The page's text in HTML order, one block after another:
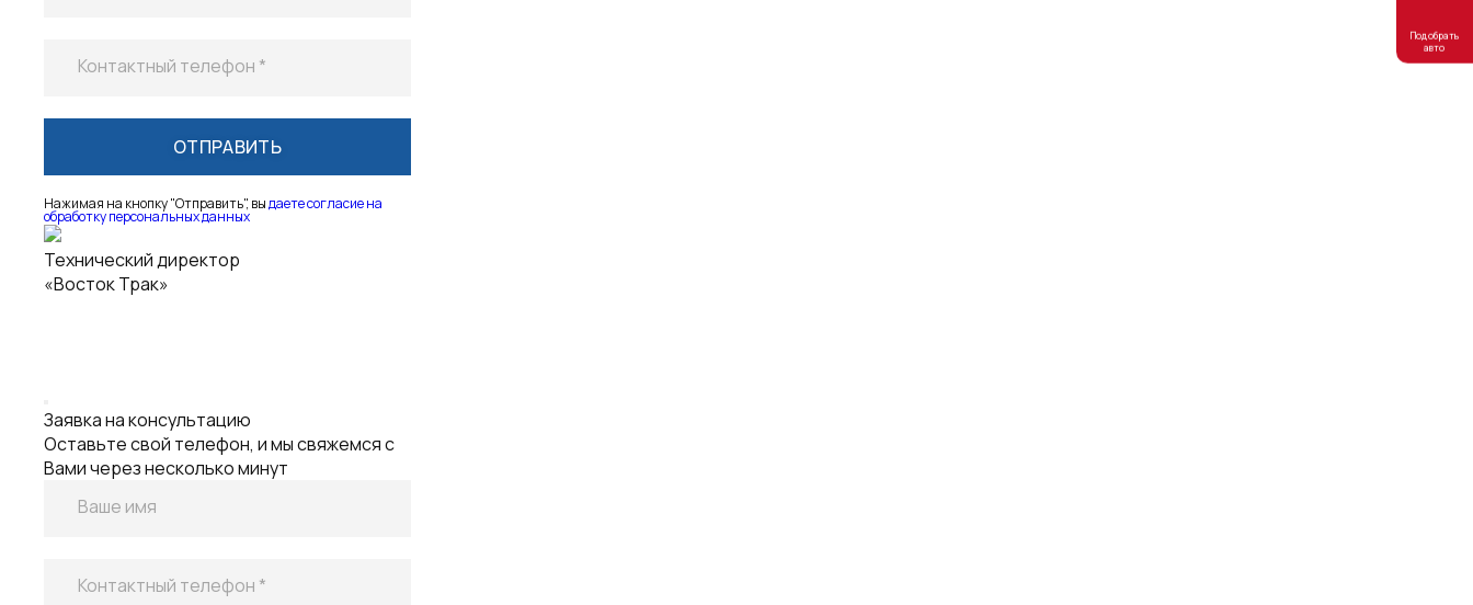
Подобрать
авто
Контактный телефон *
Нажимая на кнопку "Отправить", выдаете согласие на
обработку персональных данных
Технический директор
«Восток Трак»
Заявка на консультацию
Оставьте свой телефон, и мы свяжемся с
Вами через несколько минут
Ваше имя
Контактный телефон *